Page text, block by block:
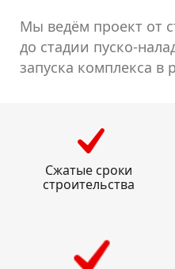
Мы ведём проект от
до стадии пуско-
запуска комплекса в
Сжатые сроки
строительства